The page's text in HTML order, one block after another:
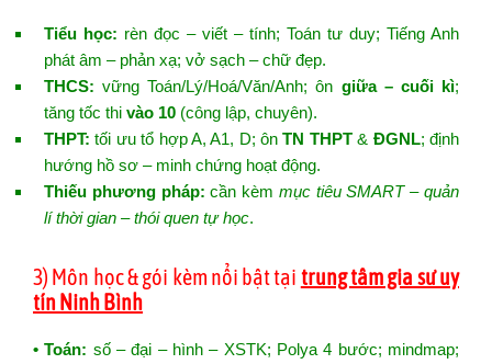
Tiểu học: rèn đọc – viết – tính; Toán tư duy; Tiếng Anh
phát âm – phản xạ; vở sạch – chữ đẹp.
THCS: vững Toán/Lý/Hoá/Văn/Anh; ôn giữa – cuối kì;
tăng tốc thi vào 10 (công lập, chuyên).
THPT: tối ưu tổ hợp A, A1, D; ônTN THPT& ĐGNL; định
hướng hồ sơ – minh chứng hoạt động.
Thiếu phương pháp: cần kèm mục tiêu SMART – quản
lí thời gian – thói quen tự học.
3) Môn học & gói kèm nổi bật tại trung tâm gia sư uy
tín Ninh Bình
• Toán: số – đại – hình – XSTK; Polya 4 bước; mindmap;